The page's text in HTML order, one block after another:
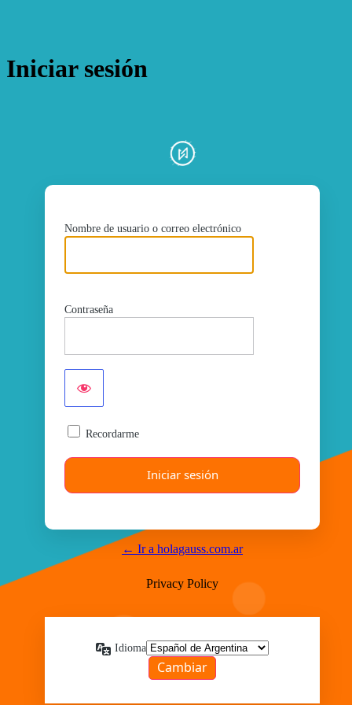
Iniciar sesión
Nombre de usuario o correo electrónico
Contraseña
Recordarme
← Ir a holagauss.com.ar
Privacy Policy
Idioma